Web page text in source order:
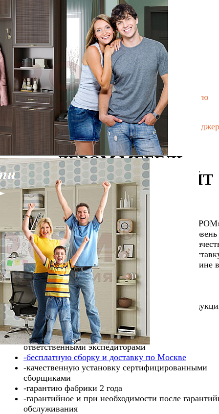
РАСПРОДАЖА ОБРАЗЦОВ
Бесплатная доставка и сборка
По Москве при заказе от 10000 руб.
Рассрочка
На нашем сайте вы можете оформить беспроцентную
рассрочку.
Приезжайте в наш выставочный зал, опытные
бесплатно составят 3D-проект вашей мебели.
ЛЕРОМ МЕБЕЛЬ
ОФИЦИАЛЬНЫЙ САЙТ
ФИРМЕННЫЙ МАГАЗИН
Наш сайт – официальный магазин фабрики
Москве предлагает покупателям высокий уровень
обслуживания , соответствующее стандартам
лидера российского рынка корпусной мебели,
всей России. Приобретая мебель в нашем магазине
гарантировано получаете:
-подлинную мебель напрямую с фабрики
-квалифицированную консультацию опытных
консультантов отлично разбирающихся в
данной фабрики
-быструю доставку от 10 дней
-аккуратную транспортировку вашего заказа
ответственными экспедиторами
-бесплатную сборку и доставку по Москве
-качественную установку сертифицированными
сборщиками
-гарантию фабрики 2 года
-гарантийное и при необходимости после
обслуживания